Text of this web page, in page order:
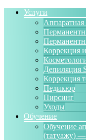
Услуги
Аппаратная
Коррекция
Депиляция
Коррекция
Педикюр
Пирсинг
Уходы
Обучение
Обучение
(татуажу) —